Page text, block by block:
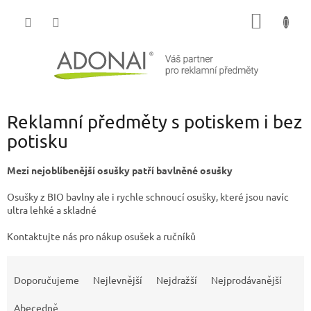
Reklamní předměty s potiskem i bez
potisku
Mezi nejoblíbenější osušky patří bavlněné osušky
Osušky z BIO bavlny ale i rychle schnoucí osušky, které jsou navíc
ultra lehké a skladné
Kontaktujte nás pro nákup osušek a ručníků
Doporučujeme Nejlevnější Nejdražší Nejprodávanější
Abecedně